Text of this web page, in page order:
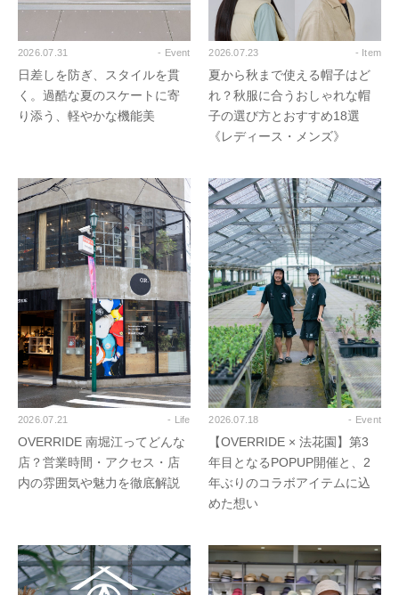
2026.07.31 - Event
日差しを防ぎ、スタイルを貫
く。過酷な夏のスケートに寄
り添う、軽やかな機能美
2026.07.23 - Item
夏から秋まで使える帽子はど
れ？秋服に合うおしゃれな帽
子の選び方とおすすめ18選
《レディース・メンズ》
2026.07.21 - Life
OVERRIDE 南堀江ってどんな
店？営業時間・アクセス・店
内の雰囲気や魅力を徹底解説
2026.07.18 - Event
【OVERRIDE × 法花園】第3
年目となるPOPUP開催と、2
年ぶりのコラボアイテムに込
めた想い